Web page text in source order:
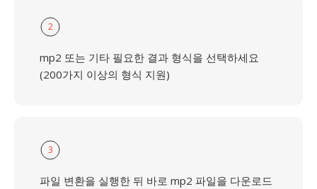
2
mp2 또는 기타 필요한 결과 형식을 선택하세요
(200가지 이상의 형식 지원)
3
파일 변환을 실행한 뒤 바로 mp2 파일을 다운로드